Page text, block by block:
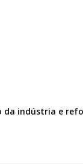
da indústria e